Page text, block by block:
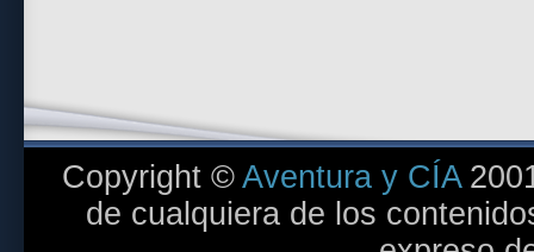
Copyright ©Aventura y CÍA
de cualquiera de los